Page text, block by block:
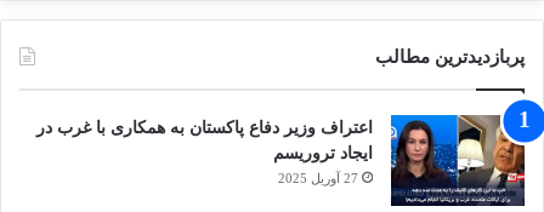
پربازدیدترین مطالب
اعتراف وزیر دفاع پاکستان به همکاری با غرب در
ایجاد تروریسم
27 آوریل 2025